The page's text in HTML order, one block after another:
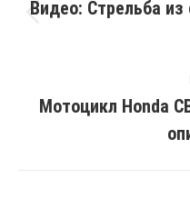
navigation
Видео: Стрельба
Мотоцикл Honda